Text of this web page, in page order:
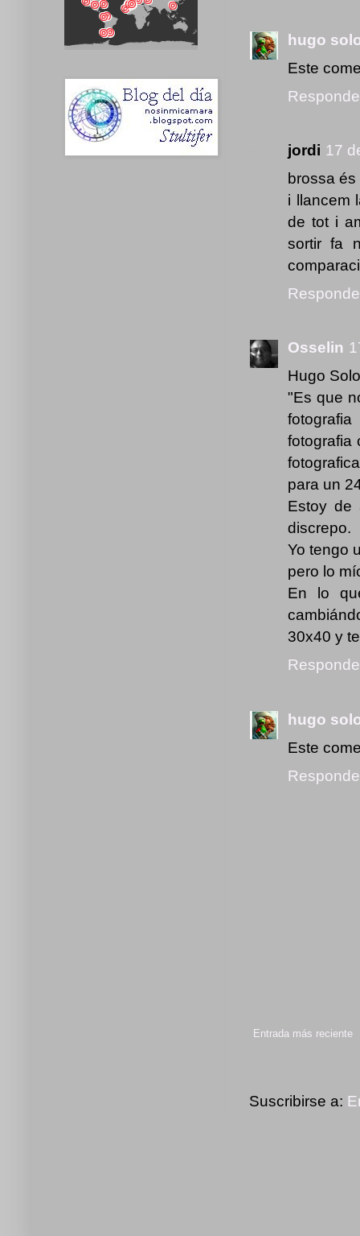
hugo
Este
jordi 17
brossa
i llancem
de tot i
sortir fa
Osselin
Hugo
"Es que
fotografia
para un
Estoy de
discrepo.
Yo tengo
pero lo
En lo
30x40 y
hugo
Este
Entrada más reciente
Suscribirse a: